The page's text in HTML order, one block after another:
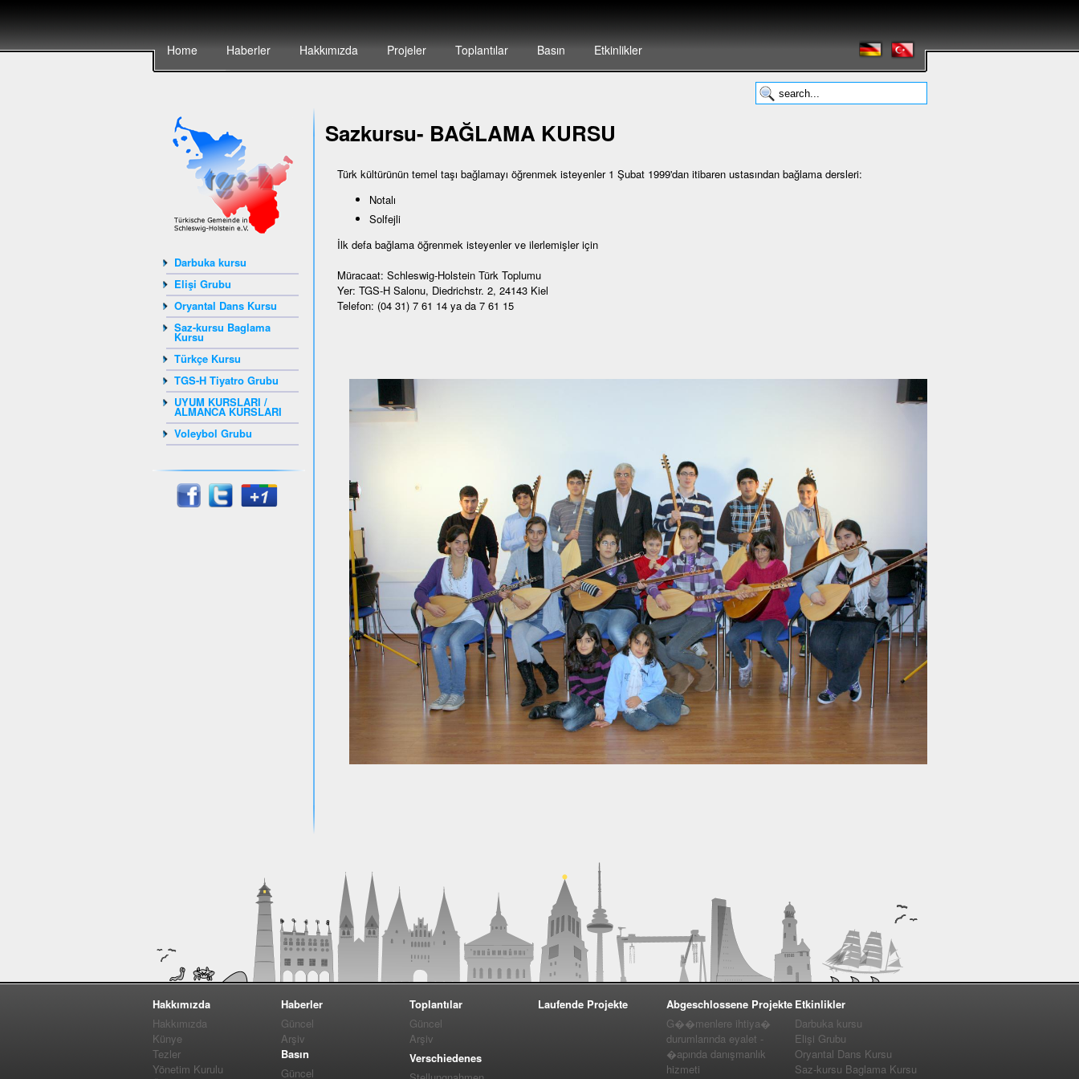
Home Haberler Hakkımızda Projeler Toplantılar Basın Etkinlikler
Darbuka kursu
Elişi Grubu
Oryantal Dans Kursu
Saz-kursu Baglama
Kursu
Türkçe Kursu
TGS-H Tiyatro Grubu
UYUM KURSLARI /
ALMANCA KURSLARI
Voleybol Grubu
Sazkursu- BAĞLAMA KURSU
Türk kültürünün temel taşı bağlamayı öğrenmek isteyenler 1 Şubat 1999'dan itibaren ustasından bağlama dersleri:
Notalı
Solfejli
İlk defa bağlama öğrenmek isteyenler ve ilerlemişler için
Müracaat: Schleswig-Holstein Türk Toplumu
Yer: TGS-H Salonu, Diedrichstr. 2, 24143 Kiel
Telefon: (04 31) 7 61 14 ya da 7 61 15
Hakkımızda
Hakkımızda
Künye
Tezler
Yönetim Kurulu
Haberler
Güncel
Arşiv
Basın
Güncel
Toplantılar
Güncel
Arşiv
Verschiedenes
Laufende Projekte
Abgeschlossene Projekte
G��menlere ihtiya�
durumlarında eyalet -
�apında danışmanlık
hizmeti
Etkinlikler
Darbuka kursu
Elişi Grubu
Oryantal Dans Kursu
Saz-kursu Baglama Kursu